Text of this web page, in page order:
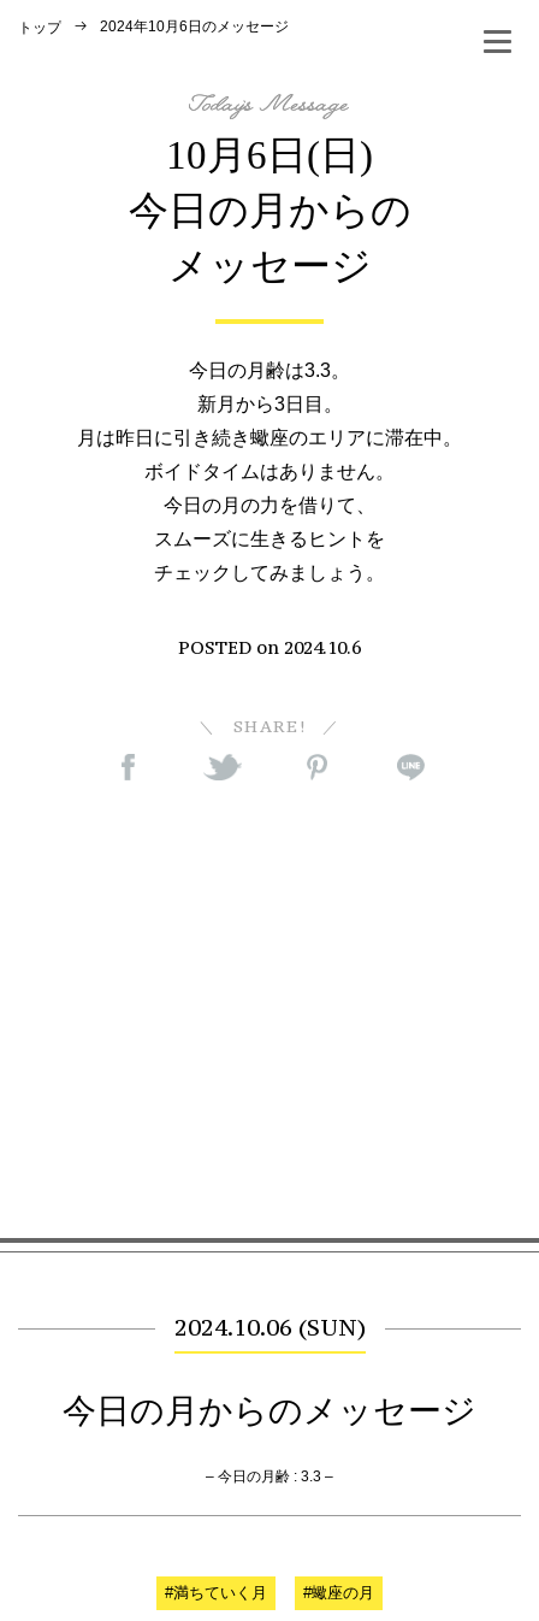
トップ 2024年10月6日のメッセージ
10月6日(日)
今日の月からの
メッセージ
今日の月齢は3.3。
新月から3日目。
月は昨日に引き続き蠍座のエリアに滞在中。
ボイドタイムはありません。
今日の月の力を借りて、
スムーズに生きるヒントを
チェックしてみましょう。
POSTED on 2024.10.6
SHARE!
2024.10.06 (SUN)
今日の月からのメッセージ
– 今日の月齢 : 3.3 –
#満ちていく月 #蠍座の月